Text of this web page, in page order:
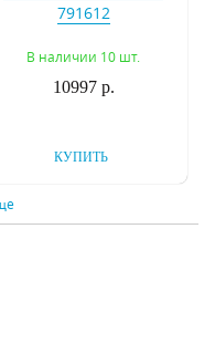
791612
В наличии 10 шт.
10997 р.
КУПИТЬ